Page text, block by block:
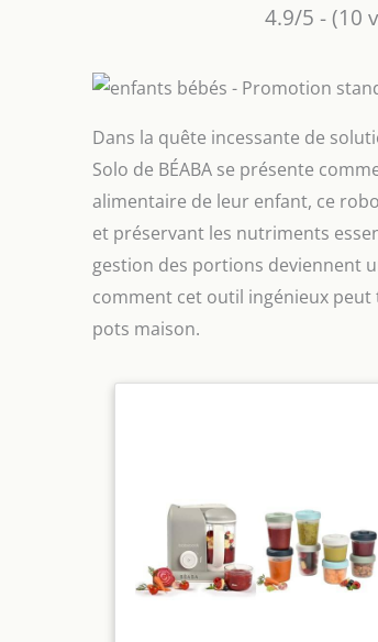
4.9/5 - (10
Dans la quête incessante de
Solo de BÉABA se présente
alimentaire de leur enfant, ce
et préservant les nutriments
gestion des portions deviennent
comment cet outil ingénieux
pots maison.